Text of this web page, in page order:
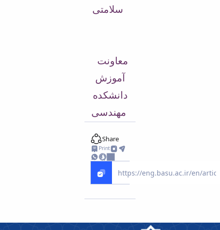
آموزش
دانشکده
Share
Print